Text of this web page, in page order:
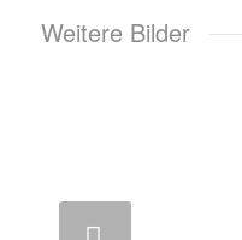
Weitere Bilder